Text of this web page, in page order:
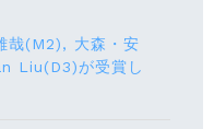
哉(M2), 大森・安
Liu(D3)が受賞し